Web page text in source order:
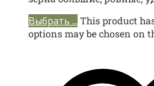
Выбрать ... This product
options may be chosen on